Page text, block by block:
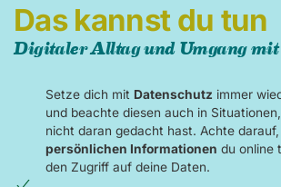
Das kannst du tun
Digitaler Alltag und Umgang
Setze dich mit Datenschutz immer
und beachte diesen auch in
nicht daran gedacht hast. Achte
persönlichen Informationen du online
den Zugriff auf deine Daten.